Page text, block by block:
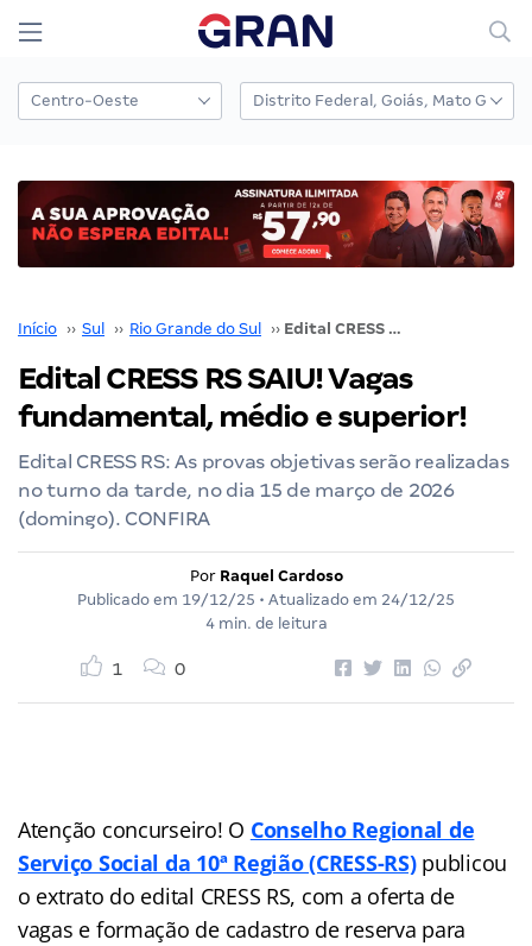
Início ›› Sul ›› Rio Grande do Sul ›› Edital CRESS RS SAIU! Vagas fundamental, médio e superior!
Edital CRESS RS SAIU! Vagas
fundamental, médio e superior!
Edital CRESS RS: As provas objetivas serão realizadas
no turno da tarde, no dia 15 de março de 2026
(domingo). CONFIRA
Por Raquel Cardoso
Publicado em 19/12/25 • Atualizado em 24/12/25
4 min. de leitura
1 0
Atenção concurseiro! O Conselho Regional de
Serviço Social da 10ª Região (CRESS-RS) publicou
o extrato do edital CRESS RS, com a oferta de
vagas e formação de cadastro de reserva para